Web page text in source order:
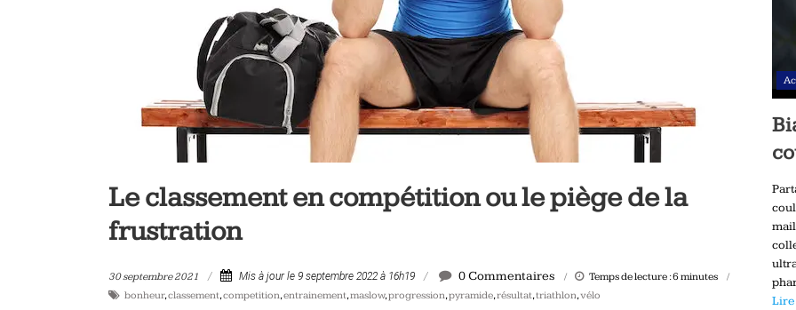
Le classement en compétition ou le piège de la
frustration
30 septembre 2021 Mis à jour le 9 septembre 2022 à 16h19 0 Commentaires Temps de lecture :6 minutes
bonheur,classement,competition,entrainement,maslow,progression,pyramide,résultat,triathlon,vélo